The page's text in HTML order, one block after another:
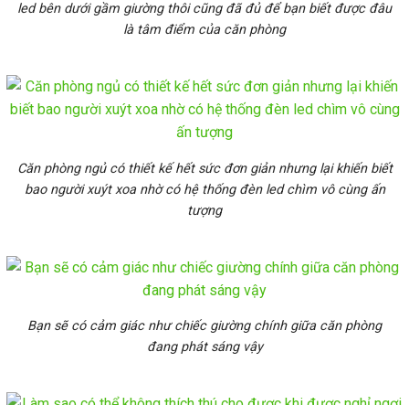
led bên dưới gầm giường thôi cũng đã đủ để bạn biết được đâu
là tâm điểm của căn phòng
Căn phòng ngủ có thiết kế hết sức đơn giản nhưng lại khiến biết
bao người xuýt xoa nhờ có hệ thống đèn led chìm vô cùng ấn
tượng
Bạn sẽ có cảm giác như chiếc giường chính giữa căn phòng
đang phát sáng vậy